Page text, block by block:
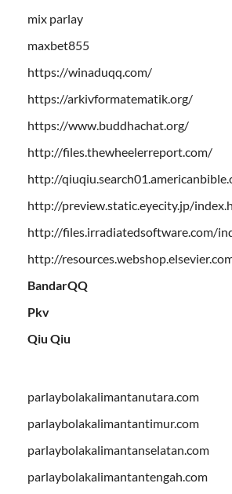
mix parlay
maxbet855
https://winaduqq.com/
https://arkivformatematik.org/
https://www.buddhachat.org/
http://files.thewheelerreport.com/
http://
http://preview.static.eyecity.jp/
http://files.irradiatedsoftware.com/
http://
BandarQQ
Pkv
Qiu Qiu
parlaybolakalimantanutara.com
parlaybolakalimantantimur.com
parlaybolakalimantanselatan.com
parlaybolakalimantantengah.com